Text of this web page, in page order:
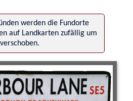
werden die Fundorte
auf Landkarten zufällig um